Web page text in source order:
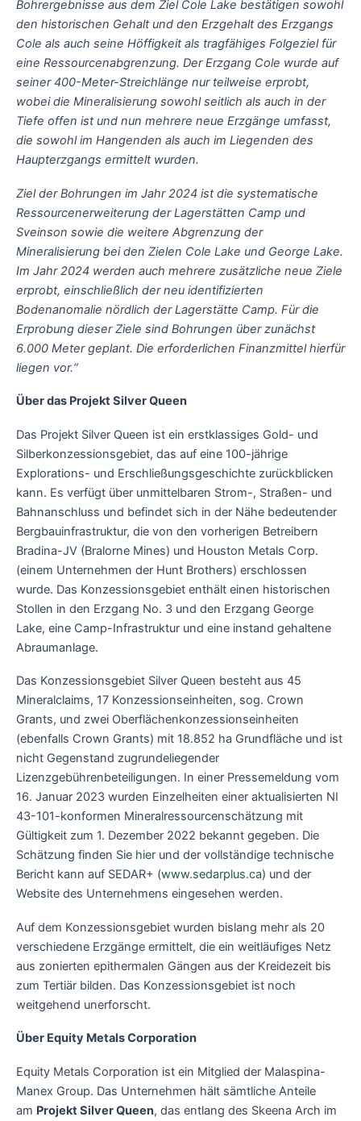
Bohrergebnisse aus dem Ziel Cole Lake bestätigen sowohl
den historischen Gehalt und den Erzgehalt des Erzgangs
Cole als auch seine Höffigkeit als tragfähiges Folgeziel für
eine Ressourcenabgrenzung. Der Erzgang Cole wurde auf
seiner 400-Meter-Streichlänge nur teilweise erprobt,
wobei die Mineralisierung sowohl seitlich als auch in der
Tiefe offen ist und nun mehrere neue Erzgänge umfasst,
die sowohl im Hangenden als auch im Liegenden des
Haupterzgangs ermittelt wurden.
Ziel der Bohrungen im Jahr 2024 ist die systematische
Ressourcenerweiterung der Lagerstätten Camp und
Sveinson sowie die weitere Abgrenzung der
Mineralisierung bei den Zielen Cole Lake und George Lake.
Im Jahr 2024 werden auch mehrere zusätzliche neue Ziele
erprobt, einschließlich der neu identifizierten
Bodenanomalie nördlich der Lagerstätte Camp. Für die
Erprobung dieser Ziele sind Bohrungen über zunächst
6.000 Meter geplant. Die erforderlichen Finanzmittel hierfür
liegen vor.“
Über das Projekt Silver Queen
Das Projekt Silver Queen ist ein erstklassiges Gold- und
Silberkonzessionsgebiet, das auf eine 100-jährige
Explorations- und Erschließungsgeschichte zurückblicken
kann. Es verfügt über unmittelbaren Strom-, Straßen- und
Bahnanschluss und befindet sich in der Nähe bedeutender
Bergbauinfrastruktur, die von den vorherigen Betreibern
Bradina-JV (Bralorne Mines) und Houston Metals Corp.
(einem Unternehmen der Hunt Brothers) erschlossen
wurde. Das Konzessionsgebiet enthält einen historischen
Stollen in den Erzgang No. 3 und den Erzgang George
Lake, eine Camp-Infrastruktur und eine instand gehaltene
Abraumanlage.
Das Konzessionsgebiet Silver Queen besteht aus 45
Mineralclaims, 17 Konzessionseinheiten, sog. Crown
Grants, und zwei Oberflächenkonzessionseinheiten
(ebenfalls Crown Grants) mit 18.852 ha Grundfläche und ist
nicht Gegenstand zugrundeliegender
Lizenzgebührenbeteiligungen. In einer Pressemeldung vom
16. Januar 2023 wurden Einzelheiten einer aktualisierten NI
43-101-konformen Mineralressourcenschätzung mit
Gültigkeit zum 1. Dezember 2022 bekannt gegeben. Die
Schätzung finden Sie hier und der vollständige technische
Bericht kann auf SEDAR+ (www.sedarplus.ca) und der
Website des Unternehmens eingesehen werden.
Auf dem Konzessionsgebiet wurden bislang mehr als 20
verschiedene Erzgänge ermittelt, die ein weitläufiges Netz
aus zonierten epithermalen Gängen aus der Kreidezeit bis
zum Tertiär bilden. Das Konzessionsgebiet ist noch
weitgehend unerforscht.
Über Equity Metals Corporation
Equity Metals Corporation ist ein Mitglied der Malaspina-
Manex Group. Das Unternehmen hält sämtliche Anteile
am Projekt Silver Queen, das entlang des Skeena Arch im